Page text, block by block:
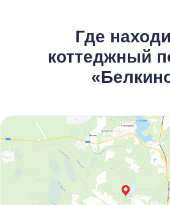
Где
коттеджный